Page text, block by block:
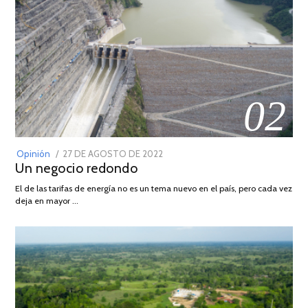
02
Opinión
POSTED
ON
27 DE AGOSTO DE 2022
DE
Un negocio redondo
El de las tarifas de energía no es un tema nuevo en el país, pero cada vez
deja en mayor …